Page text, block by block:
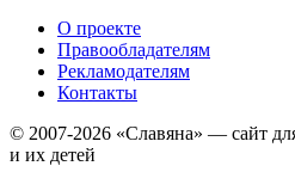
О проекте
Правообладателям
Рекламодателям
Контакты
© 2007-2026 «Славяна» — сайт
и их детей